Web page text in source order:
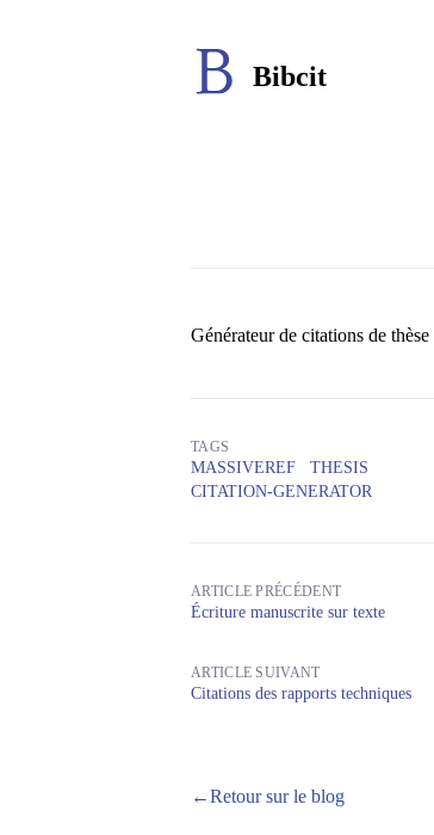
Bibcit
Auteurs
Générateur de citations de thèse
TAGS
MASSIVEREF
THESIS
CITATION-GENERATOR
ARTICLE PRÉCÉDENT
Écriture manuscrite sur texte
ARTICLE SUIVANT
Citations des rapports techniques
←Retour sur le blog